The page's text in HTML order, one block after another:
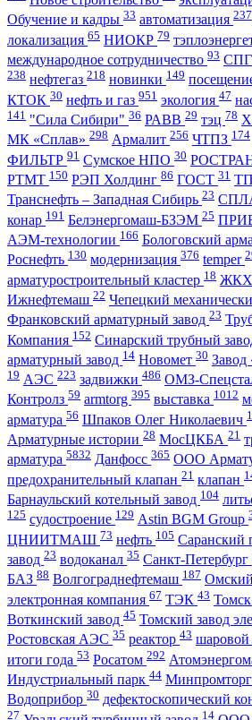
Обучение и кадры 33 автоматизация 237
локализация 65 НИОКР 79
международное сотрудничество 93 СПГ
238 нефтегаз 218 новинки 149
КТОК 30 нефть и газ 951 экология 47
141 "Сила Сибири" 36 РАВВ 29 тэц 78
МК «Сплав» 298 Армалит 256 ЧТПЗ 174
ФИЛЬТР 91 Сумское НПО 30
РТМТ 150 РЭП Холдинг 86 ГОСТ 31
Транснефть – Западная Сибирь 23
конар 191 Белэнергомаш-БЗЭМ 25
АЭМ-технологии 166 Бологовский
Роснефть 130 модернизация 376 temper
арматуростроительный кластер 18 ЖКХ
Ижнефтемаш 22 Чепецкий
Франковский арматурный завод 23
Компания 152 Синарский трубный
арматурный завод 14 Новомет 30 Завод
19 АЭС 223 задвижки 486 ОМЗ-
Контролз 59 armtorg 395 выставка 1012
арматура 56 Шпаков Олег Николаевич
Арматурные истории 28 МосЦКБА 21
арматура 5832 Данфосс 365 ООО
предохранительный клапан 21 клапан
Барнаульский котельный завод 104
125 судостроение 129 Astin BGM Group
ЦНИИТМАШ 73 нефть 105 Саранский
завод 23 водоканал 35 Санкт-Петербург
БАЗ 88 Волгограднефтемаш 187
электронная компания 67 ТЭК 43 Томск
Воткинский завод 45 Томский завод
Ростовская АЭС 35 реактор 43 шаровой
итоги года 53 Росатом 292
Индустриальный парк 44 Минпромторг
Водоприбор 30 дефектоскопический
27 14